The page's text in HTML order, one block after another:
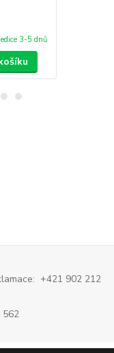
3-5 dnů
+421 902 212
562